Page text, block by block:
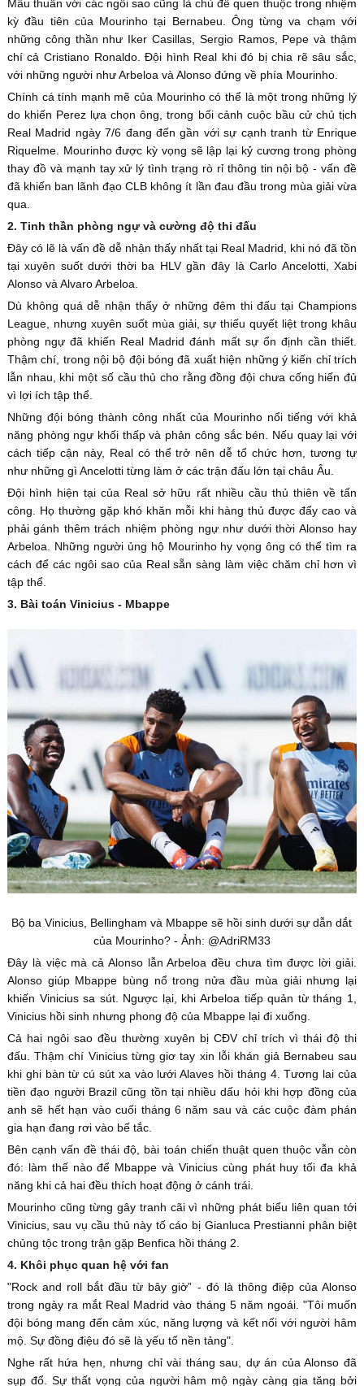
Mâu thuẫn với các ngôi sao cũng là chủ đề quen thuộc trong nhiệm
kỳ đầu tiên của Mourinho tại Bernabeu. Ông từng va chạm với
những công thần như Iker Casillas, Sergio Ramos, Pepe và thậm
chí cả Cristiano Ronaldo. Đội hình Real khi đó bị chia rẽ sâu sắc,
với những người như Arbeloa và Alonso đứng về phía Mourinho.
Chính cá tính mạnh mẽ của Mourinho có thể là một trong những lý
do khiến Perez lựa chọn ông, trong bối cảnh cuộc bầu cử chủ tịch
Real Madrid ngày 7/6 đang đến gần với sự cạnh tranh từ Enrique
Riquelme. Mourinho được kỳ vọng sẽ lập lại kỷ cương trong phòng
thay đồ và mạnh tay xử lý tình trạng rò rỉ thông tin nội bộ - vấn đề
đã khiến ban lãnh đạo CLB không ít lần đau đầu trong mùa giải vừa
qua.
2. Tinh thần phòng ngự và cường độ thi đấu
Đây có lẽ là vấn đề dễ nhận thấy nhất tại Real Madrid, khi nó đã tồn
tại xuyên suốt dưới thời ba HLV gần đây là Carlo Ancelotti, Xabi
Alonso và Alvaro Arbeloa.
Dù không quá dễ nhận thấy ở những đêm thi đấu tại Champions
League, nhưng xuyên suốt mùa giải, sự thiếu quyết liệt trong khâu
phòng ngự đã khiến Real Madrid đánh mất sự ổn định cần thiết.
Thậm chí, trong nội bộ đội bóng đã xuất hiện những ý kiến chỉ trích
lẫn nhau, khi một số cầu thủ cho rằng đồng đội chưa cống hiến đủ
vì lợi ích tập thể.
Những đội bóng thành công nhất của Mourinho nổi tiếng với khả
năng phòng ngự khối thấp và phản công sắc bén. Nếu quay lại với
cách tiếp cận này, Real có thể trở nên dễ tổ chức hơn, tương tự
như những gì Ancelotti từng làm ở các trận đấu lớn tại châu Âu.
Đội hình hiện tại của Real sở hữu rất nhiều cầu thủ thiên về tấn
công. Họ thường gặp khó khăn mỗi khi hàng thủ được đẩy cao và
phải gánh thêm trách nhiệm phòng ngự như dưới thời Alonso hay
Arbeloa. Những người ủng hộ Mourinho hy vọng ông có thể tìm ra
cách để các ngôi sao của Real sẵn sàng làm việc chăm chỉ hơn vì
tập thể.
3. Bài toán Vinicius - Mbappe
Bộ ba Vinicius, Bellingham và Mbappe sẽ hồi sinh dưới sự dẫn dắt
của Mourinho? - Ảnh: @AdriRM33
Đây là việc mà cả Alonso lẫn Arbeloa đều chưa tìm được lời giải.
Alonso giúp Mbappe bùng nổ trong nửa đầu mùa giải nhưng lại
khiến Vinicius sa sút. Ngược lại, khi Arbeloa tiếp quản từ tháng 1,
Vinicius hồi sinh nhưng phong độ của Mbappe lại đi xuống.
Cả hai ngôi sao đều thường xuyên bị CĐV chỉ trích vì thái độ thi
đấu. Thậm chí Vinicius từng giơ tay xin lỗi khán giả Bernabeu sau
khi ghi bàn từ cú sút xa vào lưới Alaves hồi tháng 4. Tương lai của
tiền đạo người Brazil cũng tồn tại nhiều dấu hỏi khi hợp đồng của
anh sẽ hết hạn vào cuối tháng 6 năm sau và các cuộc đàm phán
gia hạn đang rơi vào bế tắc.
Bên cạnh vấn đề thái độ, bài toán chiến thuật quen thuộc vẫn còn
đó: làm thế nào để Mbappe và Vinicius cùng phát huy tối đa khả
năng khi cả hai đều thích hoạt động ở cánh trái.
Mourinho cũng từng gây tranh cãi vì những phát biểu liên quan tới
Vinicius, sau vụ cầu thủ này tố cáo bị Gianluca Prestianni phân biệt
chủng tộc trong trận gặp Benfica hồi tháng 2.
4. Khôi phục quan hệ với fan
"Rock and roll bắt đầu từ bây giờ” - đó là thông điệp của Alonso
trong ngày ra mắt Real Madrid vào tháng 5 năm ngoái. "Tôi muốn
đội bóng mang đến cảm xúc, năng lượng và kết nối với người hâm
mộ. Sự đồng điệu đó sẽ là yếu tố nền tảng".
Nghe rất hứa hẹn, nhưng chỉ vài tháng sau, dự án của Alonso đã
sụp đổ. Sự thất vọng của người hâm mộ ngày càng gia tăng bởi